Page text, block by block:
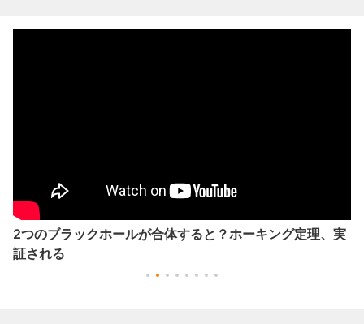
2つのブラックホールが合体すると？ホーキング定理、実
証される